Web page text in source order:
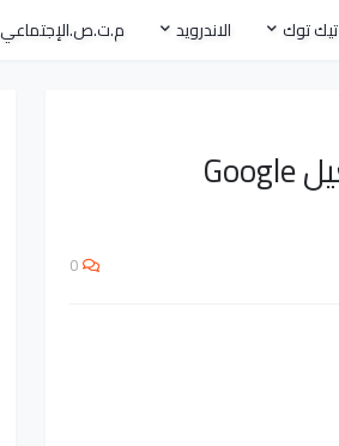
تيك توك الاندرويد م.ت.ص.الإجتماعي
احمِ حسابك جوجل من الاختراق تفعيل Google
0